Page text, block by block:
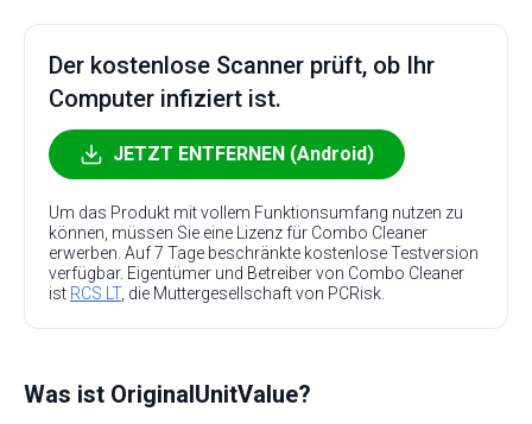
Der kostenlose Scanner prüft, ob Ihr
Computer infiziert ist.
JETZT ENTFERNEN (Android)
Um das Produkt mit vollem Funktionsumfang nutzen zu
können, müssen Sie eine Lizenz für Combo Cleaner
erwerben. Auf 7 Tage beschränkte kostenlose Testversion
verfügbar. Eigentümer und Betreiber von Combo Cleaner
ist RCS LT, die Muttergesellschaft von PCRisk.
Was ist OriginalUnitValue?